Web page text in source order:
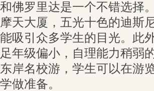
和佛罗里达是一个不错选择
摩天大厦，五光十色的迪斯
能吸引众多学生的目光。此
足年级偏小，自理能力稍弱
东岸名校游，学生可以在游
学做准备。